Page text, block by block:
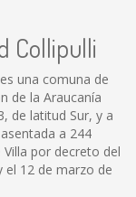
Collipulli
una comuna de
de la Araucanía
de latitud Sur, y a
a 244
por decreto del
el 12 de marzo de